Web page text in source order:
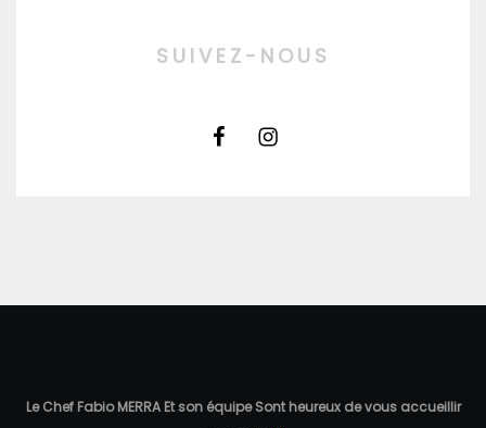
SUIVEZ-NOUS
Le Chef Fabio MERRA Et son équipe Sont heureux de vous accueillir